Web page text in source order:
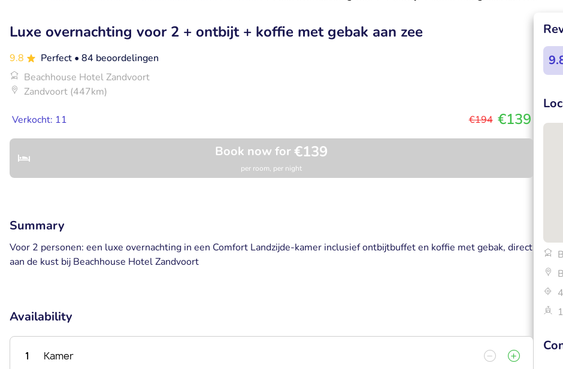
Luxe overnachting voor 2 + ontbijt + koffie met gebak aan zee
9.8 Perfect • 84 beoordelingen
Beachhouse Hotel Zandvoort
Zandvoort (447km)
Verkocht: 11 €194 €139
Book now for€139
per room, per night
Summary
Voor 2 personen: een luxe overnachting in een Comfort Landzijde-kamer inclusief ontbijtbuffet en koffie met gebak, direct
aan de kust bij Beachhouse Hotel Zandvoort
Availability
1 Kamer